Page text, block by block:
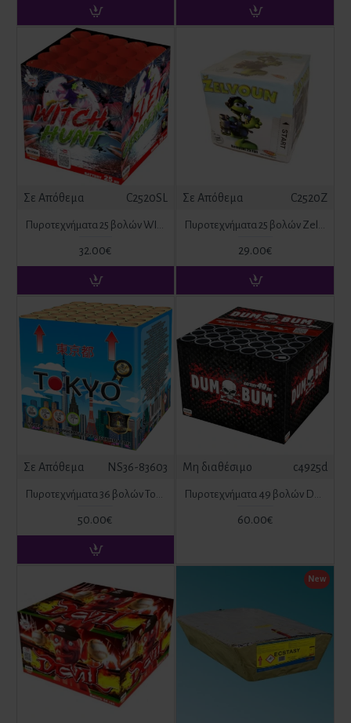
Σε Απόθεμα C2520SL
32.00€
Σε Απόθεμα C2520Z
29.00€
Σε Απόθεμα NS36-83603
50.00€
Μη διαθέσιμο c4925d
60.00€
New